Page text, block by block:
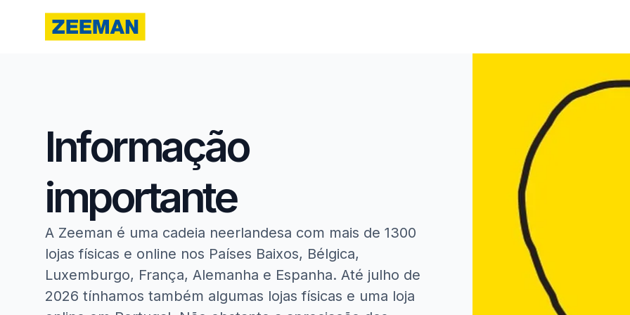
Informação
importante
A Zeeman é uma cadeia neerlandesa com mais de 1300
lojas físicas e online nos Países Baixos, Bélgica,
Luxemburgo, França, Alemanha e Espanha. Até julho de
2026 tínhamos também algumas lojas físicas e uma loja